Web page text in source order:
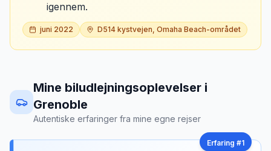
igennem.
juni 2022 D514 kystvejen, Omaha Beach-området
Mine biludlejningsoplevelser i
Grenoble
Autentiske erfaringer fra mine egne rejser
Erfaring #1